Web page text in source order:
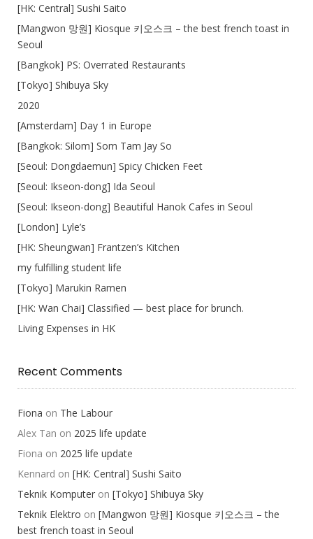
[HK: Central] Sushi Saito
[Mangwon 망원] Kiosque 키오스크 – the best french toast in
Seoul
[Bangkok] PS: Overrated Restaurants
[Tokyo] Shibuya Sky
2020
[Amsterdam] Day 1 in Europe
[Bangkok: Silom] Som Tam Jay So
[Seoul: Dongdaemun] Spicy Chicken Feet
[Seoul: Ikseon-dong] Ida Seoul
[Seoul: Ikseon-dong] Beautiful Hanok Cafes in Seoul
[London] Lyle’s
[HK: Sheungwan] Frantzen’s Kitchen
my fulfilling student life
[Tokyo] Marukin Ramen
[HK: Wan Chai] Classified — best place for brunch.
Living Expenses in HK
Recent Comments
Fiona on The Labour
Alex Tan on 2025 life update
Fiona on 2025 life update
Kennard on [HK: Central] Sushi Saito
Teknik Komputer on [Tokyo] Shibuya Sky
Teknik Elektro on [Mangwon 망원] Kiosque 키오스크 – the
best french toast in Seoul